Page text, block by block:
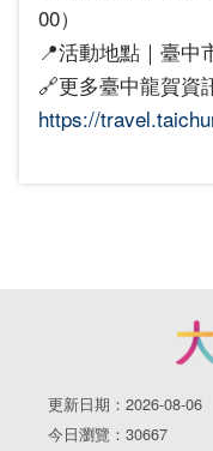
00）
📍活動地點｜臺中
🔗更多臺中龍賀資
https://
更新日期：2026-08-06
今日瀏覽：30667